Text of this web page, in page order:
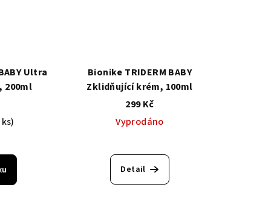
Ultra
200ml
Bionike TRIDERM BABY
Zklidňující krém, 100ml
299 Kč
Vyprodáno
Detail